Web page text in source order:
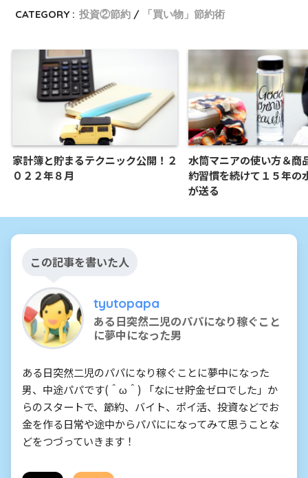
CATEGORY : 投資②節約 「買い物」節約術
家計簿と貯まるテクニック公開！２
０２２年８月
水筒マニアの使い方＆商
約習慣を続けて１５年の
が送る
この記事を書いた人
tyutopapa
ある日突然二児のパパになり稼ぐこと
に夢中になった男
ある日突然二児のパパになり稼ぐことに夢中になった
男、中途パパです(＾ω＾) 「なにせ貯金ゼロでした」か
らのスタートで、節約、バイト、ポイ活、投資などでお
金を作る日常や途中からパパにになってみて思うことな
どをつづっていきます！